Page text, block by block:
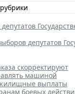
депутатов
скорректируют
машиной
жилищные выплаты
боевых